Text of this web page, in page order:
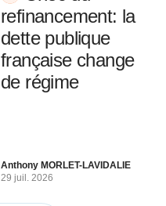
refinancement: la
dette publique
française change
de régime
Anthony MORLET-LAVIDALIE
29 juil. 2026